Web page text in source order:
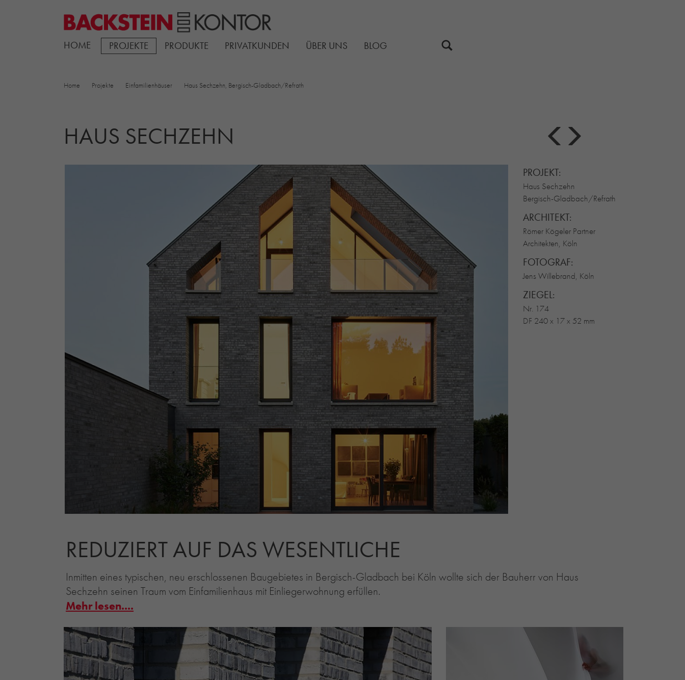
HOME PROJEKTE PRODUKTE PRIVATKUNDEN ÜBER UNS BLOG
Home Projekte Einfamilienhäuser Haus Sechzehn, Bergisch-Gladbach/Refrath
HAUS SECHZEHN
PROJEKT:
Haus Sechzehn
Bergisch-Gladbach/Refrath
ARCHITEKT:
Römer Kögeler Partner
Architekten, Köln
FOTOGRAF:
Jens Willebrand, Köln
ZIEGEL:
Nr. 174
DF 240 x 17 x 52 mm
REDUZIERT AUF DAS WESENTLICHE
Inmitten eines typischen, neu erschlossenen Baugebietes in Bergisch-Gladbach bei Köln wollte sich der Bauherr von Haus
Sechzehn seinen Traum vom Einfamilienhaus mit Einliegerwohnung erfüllen.
Mehr lesen....